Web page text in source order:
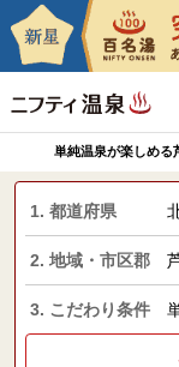
単純温泉が楽しめる
1. 都道府県
2. 地域・市区郡
3. こだわり条件